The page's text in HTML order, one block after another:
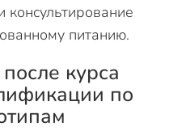
питанию.
курса
по